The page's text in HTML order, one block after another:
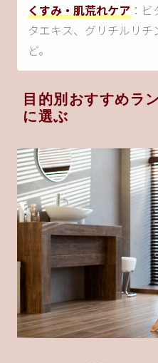
くすみ・肌荒れケア ：
タエキス、グリチルリ
ど。
目的別おすすめラ
に選ぶ